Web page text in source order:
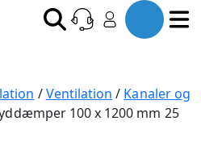
/Ventilation / Kanaler og
100 x 1200 mm 25